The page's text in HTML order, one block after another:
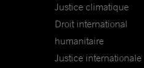
Justice climatique
Droit international
humanitaire
Justice internationale